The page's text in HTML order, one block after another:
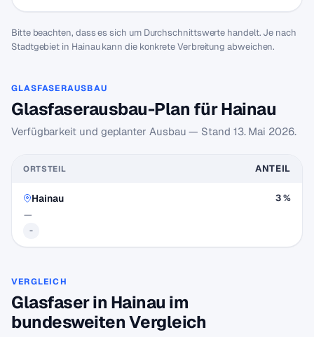
Bitte beachten, dass es sich um Durchschnittswerte handelt. Je nach
Stadtgebiet in Hainau kann die konkrete Verbreitung abweichen.
GLASFASERAUSBAU
Glasfaserausbau-Plan für Hainau
Verfügbarkeit und geplanter Ausbau — Stand 13. Mai 2026.
ORTSTEIL ANTEIL
Hainau
-
—
3 %
VERGLEICH
Glasfaser in Hainau im
bundesweiten Vergleich